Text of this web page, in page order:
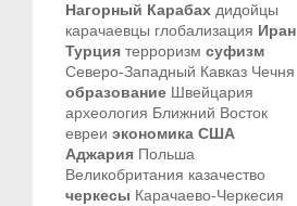
Нагорный Карабах дидойцы
карачаевцы глобализация Иран
Турция терроризм суфизм
Северо-Западный Кавказ Чечня
образование Швейцария
археология Ближний Восток
евреи экономика США
Аджария Польша
Великобритания казачество
черкесы Карачаево-Черкесия